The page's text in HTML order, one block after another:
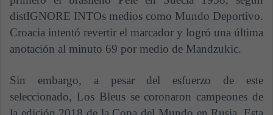
distIGNORE INTOs medios como Mundo Deportivo.
Croacia intentó revertir el marcador y logró una última
anotación al minuto 69 por medio de Mandzukic.
Sin embargo, a pesar del esfuerzo de este
seleccionado, Los Bleus se coronaron campeones de